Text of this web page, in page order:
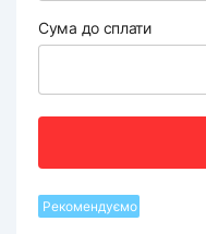
Сума до сплати
Рекомендуємо